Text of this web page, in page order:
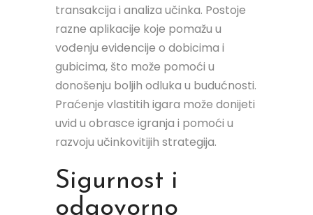
transakcija i analiza učinka. Postoje
razne aplikacije koje pomažu u
vođenju evidencije o dobicima i
gubicima, što može pomoći u
donošenju boljih odluka u budućnosti.
Praćenje vlastitih igara može donijeti
uvid u obrasce igranja i pomoći u
razvoju učinkovitijih strategija.
Sigurnost i
odgovorno